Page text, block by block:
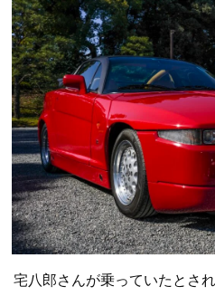
宅八郎さんが乗っていたとさ